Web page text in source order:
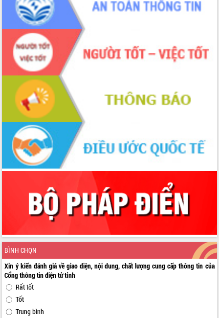
BÌNH CHỌN
Xin ý kiến đánh giá về giao diện, nội dung, chất lượng cung cấp thông tin của
Cổng thông tin điện tử tỉnh
Rất tốt
Tốt
Trung bình